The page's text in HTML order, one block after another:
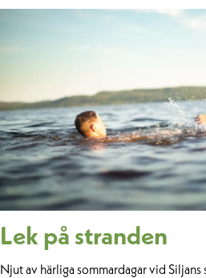
Lek på stranden
Njut av härliga sommardagar vid Siljans